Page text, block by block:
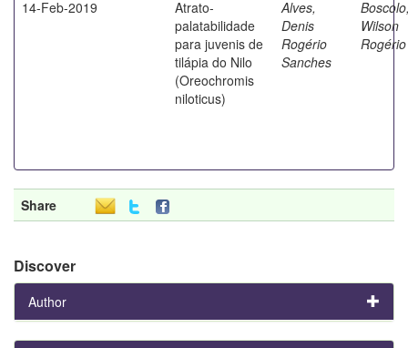
14-Feb-2019
Atrato-
palatabilidade
para juvenis de
tilápia do Nilo
(Oreochromis
niloticus)
Alves,
Denis
Rogério
Sanches
Wilson
Rogério
Share
Discover
Author